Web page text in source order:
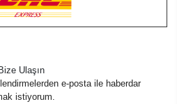
Ulaşın
e-posta ile haberdar
istiyorum.